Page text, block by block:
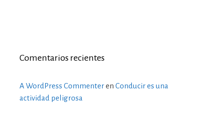
Comentarios recientes
A WordPress Commenteren Conducir es una
actividad peligrosa